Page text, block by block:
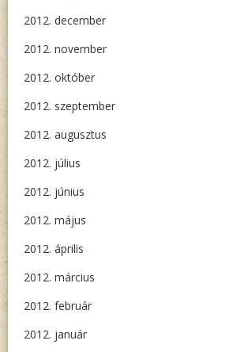
2012. december
2012. november
2012. október
2012. szeptember
2012. augusztus
2012. július
2012. június
2012. május
2012. április
2012. március
2012. február
2012. január